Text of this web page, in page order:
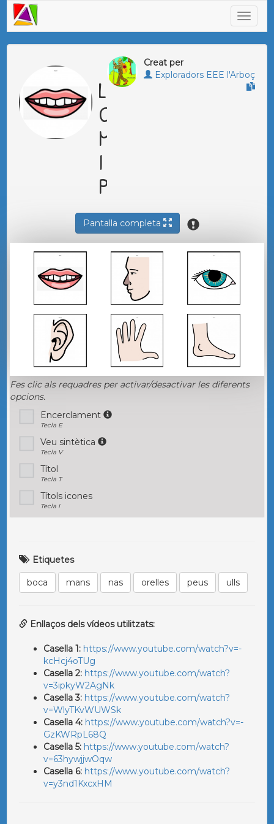
Creat per
Exploradors EEE l'Arboç
LA
CARA,
MANS
I
PEUS
Pantalla completa
Fes clic als requadres per activar/desactivar les diferents
opcions.
Encerclament
Tecla E
Veu sintètica
Tecla V
Títol
Tecla T
Títols icones
Tecla I
Etiquetes
boca mans nas orelles peus ulls
Enllaços dels vídeos utilitzats:
Casella 1: https://www.youtube.com/watch?v=-
kcHcj4oTUg
Casella 2: https://www.youtube.com/watch?
v=3ipkyW2AgNk
Casella 3: https://www.youtube.com/watch?
v=WlyTKvWUWSk
Casella 4: https://www.youtube.com/watch?v=-
GzKWRpL68Q
Casella 5: https://www.youtube.com/watch?
v=63hywjjwOqw
Casella 6: https://www.youtube.com/watch?
v=y3nd1KxcxHM